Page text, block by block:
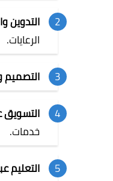
التدوين
الرعايات.
التصميم
التسويق
خدمات.
التعليم